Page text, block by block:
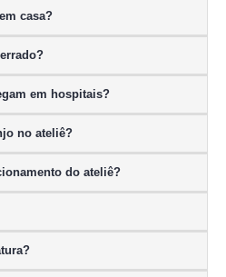
casa?
em hospitais?
no ateliê?
do ateliê?